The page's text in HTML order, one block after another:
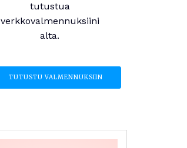
tutustua
verkkovalmennuksiini
alta.
TUTUSTU VALMENNUKSIIN